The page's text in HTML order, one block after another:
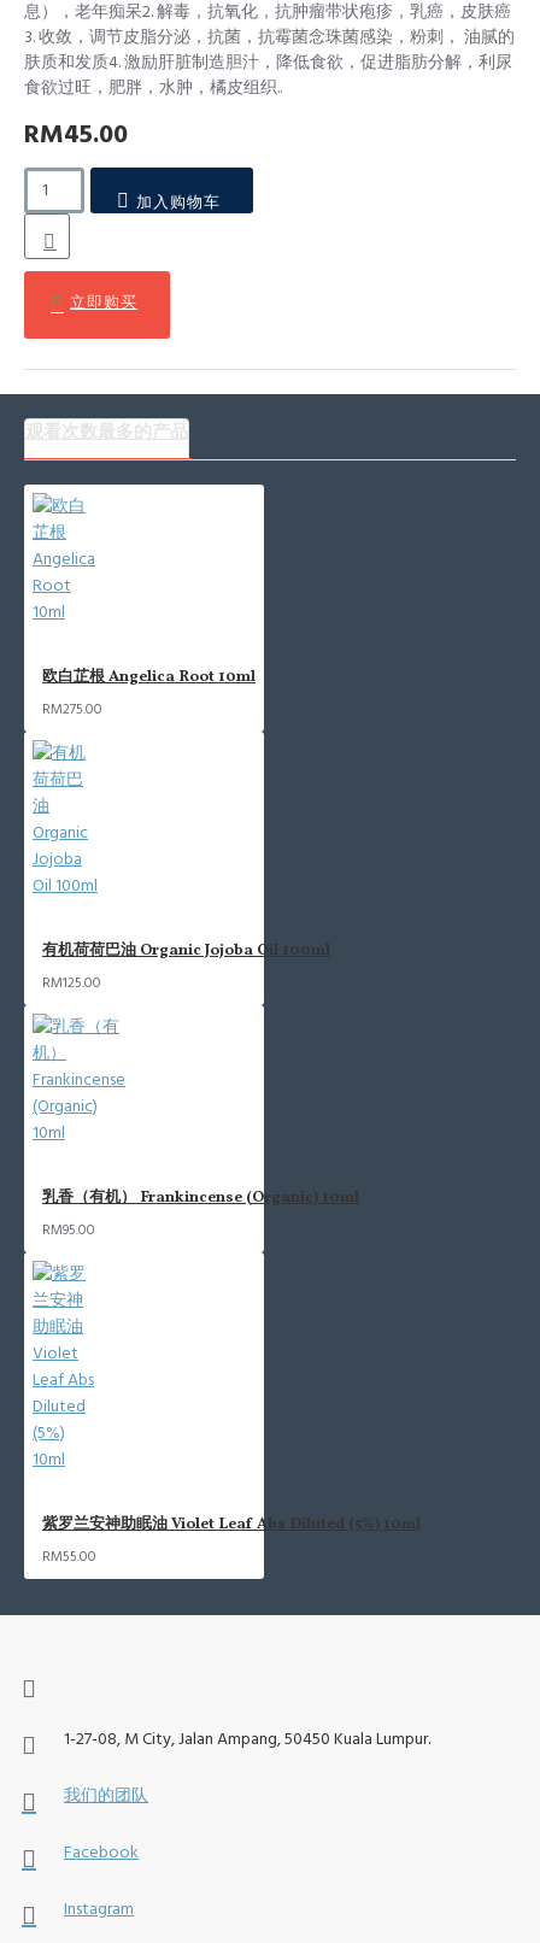
息），老年痴呆2. 解毒，抗氧化，抗肿瘤带状疱疹，乳癌，皮肤癌
3. 收敛，调节皮脂分泌，抗菌，抗霉菌念珠菌感染，粉刺， 油腻的
肤质和发质4. 激励肝脏制造胆汁，降低食欲，促进脂肪分解，利尿
食欲过旺，肥胖，水肿，橘皮组织..
RM45.00
加入购物车
立即购买
观看次数最多的产品
欧白芷根 Angelica Root 10ml
RM275.00
有机荷荷巴油 Organic Jojoba Oil 100ml
RM125.00
乳香（有机） Frankincense (Organic) 10ml
RM95.00
紫罗兰安神助眠油 Violet Leaf Abs Diluted (5%) 10ml
RM55.00
1-27-08, M City, Jalan Ampang, 50450 Kuala Lumpur.
我们的团队
Facebook
Instagram